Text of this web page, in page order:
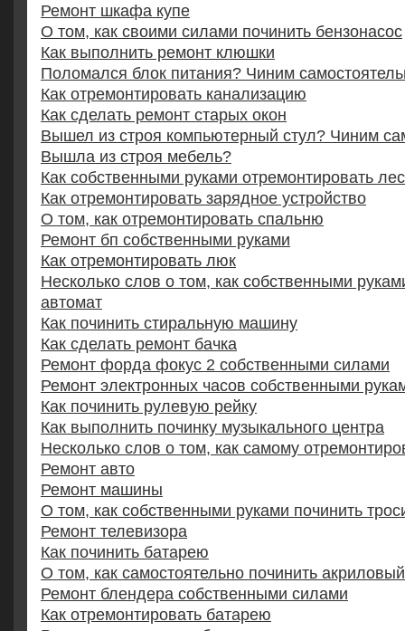
Ремонт шкафа купе
О том, как своими силами починить бензонасос
Как выполнить ремонт клюшки
Поломался блок питания? Чиним
Как отремонтировать канализацию
Как сделать ремонт старых окон
Вышел из строя компьютерный стул? Чиним
Вышла из строя мебель?
Как собственными руками отремонтировать
Как отремонтировать зарядное устройство
О том, как отремонтировать спальню
Ремонт бп собственными руками
Как отремонтировать люк
Несколько слов о том, как собственными
автомат
Как починить стиральную машину
Как сделать ремонт бачка
Ремонт форда фокус 2 собственными силами
Ремонт электронных часов собственными
Как починить рулевую рейку
Как выполнить починку музыкального центра
Несколько слов о том, как самому
Ремонт авто
Ремонт машины
О том, как собственными руками починить
Ремонт телевизора
Как починить батарею
О том, как самостоятельно починить
Ремонт блендера собственными силами
Как отремонтировать батарею